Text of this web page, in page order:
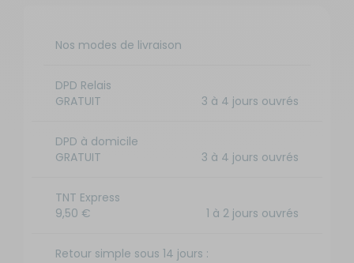
Nos modes de livraison
DPD Relais
GRATUIT
3 à 4 jours ouvrés
DPD à domicile
GRATUIT
3 à 4 jours ouvrés
TNT Express
9,50 €
1 à 2 jours ouvrés
Retour simple sous 14 jours :